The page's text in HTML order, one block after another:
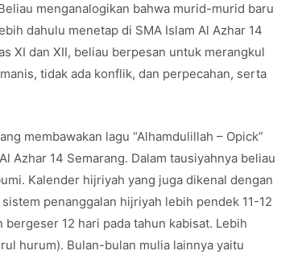
menganalogikan bahwa murid-murid baru
dahulu menetap di SMA Islam Al Azhar 14
XI dan XII, beliau berpesan untuk merangkul
tidak ada konflik, dan perpecahan, serta
membawakan lagu “Alhamdulillah – Opick”
Azhar 14 Semarang. Dalam tausiyahnya beliau
Kalender hijriyah yang juga dikenal dengan
penanggalan hijriyah lebih pendek 11-12
12 hari pada tahun kabisat. Lebih
hurum). Bulan-bulan mulia lainnya yaitu